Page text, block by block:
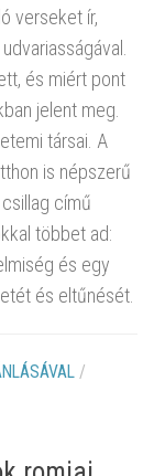
verseket ír,
és miért pont
jelent meg.
társai. A
is népszerű
című
többet ad:
és egy
és eltűnését.
/